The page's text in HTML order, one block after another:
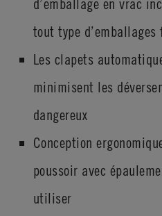
d’emballage en vrac
tout type
Les clapets
minimisent les
dangereux
Conception
poussoir avec
utiliser